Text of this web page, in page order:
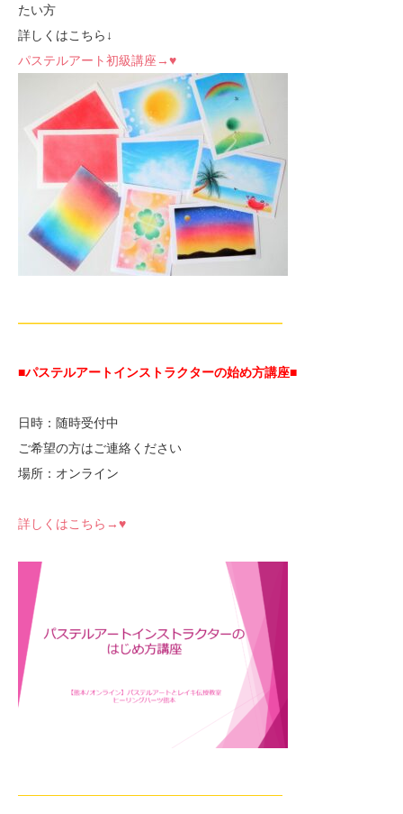
たい方
詳しくはこちら↓
パステルアート初級講座→♥
—————————————————————
■パステルアートインストラクターの始め方講座■
日時：随時受付中
ご希望の方はご連絡ください
場所：オンライン
詳しくはこちら→♥
—————————————————————